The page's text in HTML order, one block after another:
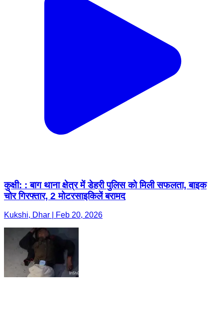
कुक्षी: : बाग थाना क्षेत्र में डेहरी पुलिस को मिली सफलता, बाइक
चोर गिरफ्तार, 2 मोटरसाइकिलें बरामद
Kukshi, Dhar | Feb 20, 2026